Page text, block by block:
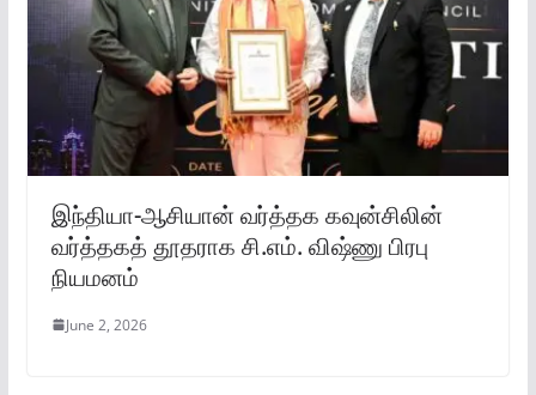
இந்தியா-ஆசியான் வர்த்தக கவுன்சிலின்
வர்த்தகத் தூதராக சி.எம். விஷ்ணு பிரபு
நியமனம்
June 2, 2026